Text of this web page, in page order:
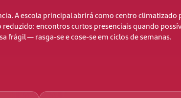
A escola principal abrirá como centro
encontros curtos presenciais quando
frágil — rasga-se e cose-se em ciclos de semanas.